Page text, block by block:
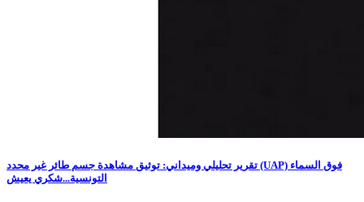
تقرير تحليلي وميداني: توثيق مشاهدة جسم طائر غير محدد (UAP) فوق السماء
التونسية...شكري يعيش